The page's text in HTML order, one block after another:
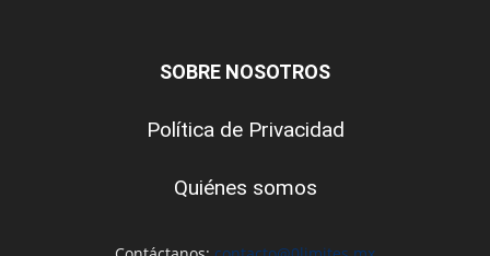
SOBRE NOSOTROS
Política de Privacidad
Quiénes somos